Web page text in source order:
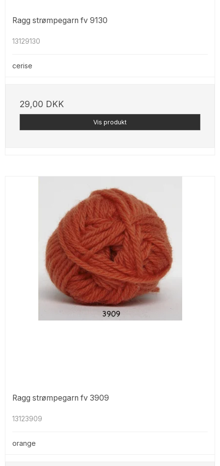
Ragg strømpegarn fv 9130
13129130
cerise
29,00 DKK
Vis produkt
Ragg strømpegarn fv 3909
13123909
orange